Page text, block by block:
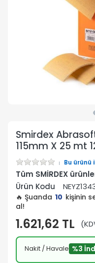
Smirdex
115mm X 25 mt
Bu ürünü
Tüm SMİRDEX
Ürün Kodu
🔥 Şuanda 10 kişinin
al!
1.621,62 TL
Nakit / Havale %3